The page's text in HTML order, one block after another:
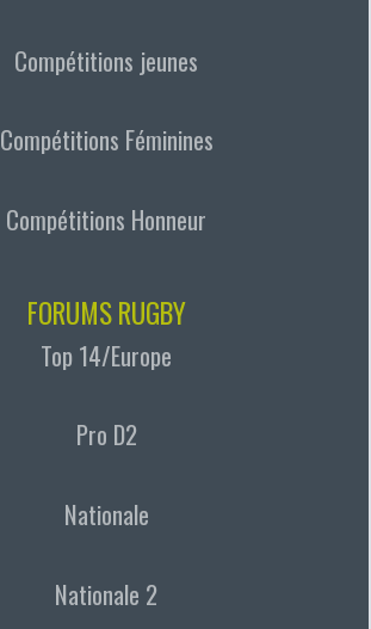
Compétitions jeunes
Compétitions Féminines
Compétitions Honneur
FORUMS RUGBY
Top 14/Europe
Pro D2
Nationale
Nationale 2